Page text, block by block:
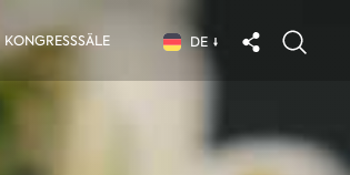
KONGRESSSÄLE DE